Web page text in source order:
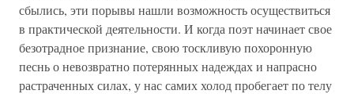
сбылись, эти порывы нашли возможность осуществиться
в практической деятельности. И когда поэт начинает свое
безотрадное признание, свою тоскливую похоронную
песнь о невозвратно потерянных надеждах и напрасно
растраченных силах, у нас самих холод пробегает по телу